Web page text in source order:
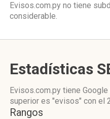
Evisos.com.py no tiene
considerable.
Estadísticas
Evisos.com.py tiene Google
superior es "evisos" con el
Rangos